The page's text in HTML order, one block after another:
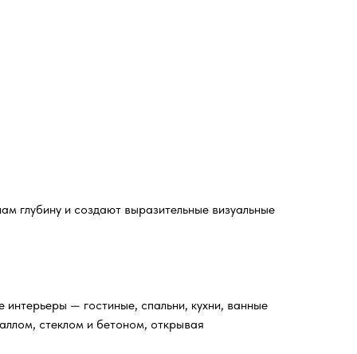
глубину и создают выразительные визуальные
— гостиные, спальни, кухни, ванные
стеклом и бетоном, открывая